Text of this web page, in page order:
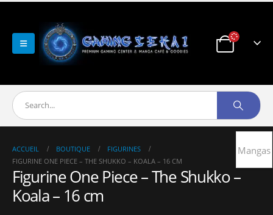
ACCUEIL BOUTIQUE
FIGURINES
FIGURINE ONE PIECE – THE SHUKKO – KOALA – 16 CM
Figurine One Piece – The Shukko –
Koala – 16 cm
Mangas